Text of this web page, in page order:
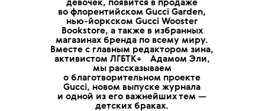
девочек, появится в продаже
во флорентийском Gucci Garden,
нью-йоркском Gucci Wooster
Bookstore, а также в избранных
магазинах бренда по всему миру.
Вместе с главным редактором зина,
активистом ЛГБТК+
Адамом Эли,
мы рассказываем
о благотворительном проекте
Gucci, новом выпуске журнала
и одной из его важнейших тем —
детских браках.